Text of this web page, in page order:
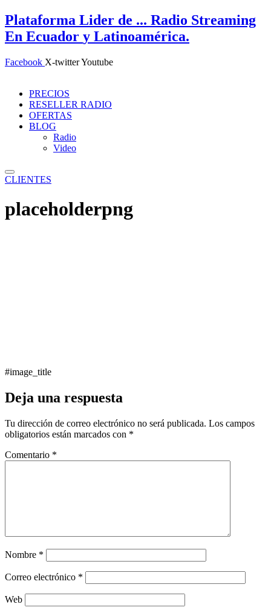
Ir
al
contenido
Plataforma Lider de ... Radio Streaming
En Ecuador y Latinoamérica.
Facebook X-twitterYoutube
PRECIOS
RESELLER RADIO
OFERTAS
BLOG
Radio
Video
CLIENTES
placeholderpng
#image_title
Deja una respuesta
Tu dirección de correo electrónico no será publicada. Los campos
obligatorios están marcados con *
Comentario *
Nombre *
Correo electrónico *
Web